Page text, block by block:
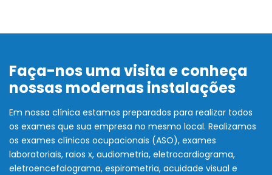
Faça-nos uma visita e conheça
nossas modernas instalações
Em nossa clínica estamos preparados para realizar todos
os exames que sua empresa no mesmo local. Realizamos
os exames clínicos ocupacionais (ASO), exames
laboratoriais, raios x, audiometria, eletrocardiograma,
eletroencefalograma, espirometria, acuidade visual e